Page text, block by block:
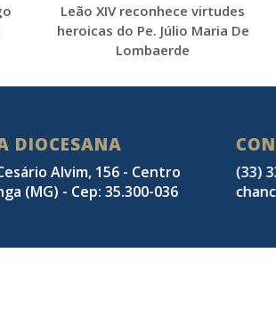
Leão XIV reconhece virtudes
heroicas do Pe. Júlio Maria De
Lombaerde
DIOCESANA
Alvim, 156 - Centro
(MG) - Cep: 35.300-036
(33)